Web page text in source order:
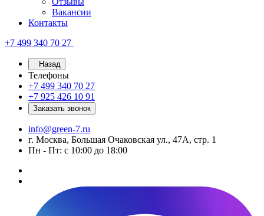
Вакансии
Контакты
+7 499 340 70 27
Назад
Телефоны
+7 499 340 70 27
+7 925 426 10 91
Заказать звонок
info@green-7.ru
г. Москва, Большая Очаковская ул., 47А, стр. 1
Пн - Пт: с 10:00 до 18:00